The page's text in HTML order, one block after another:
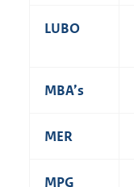
LUBO
MBA’s
MER
MPG